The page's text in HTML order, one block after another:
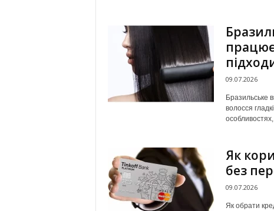
09.07.2026
Бразильське
волосся
Як
без
09.07.2026
Як обрати